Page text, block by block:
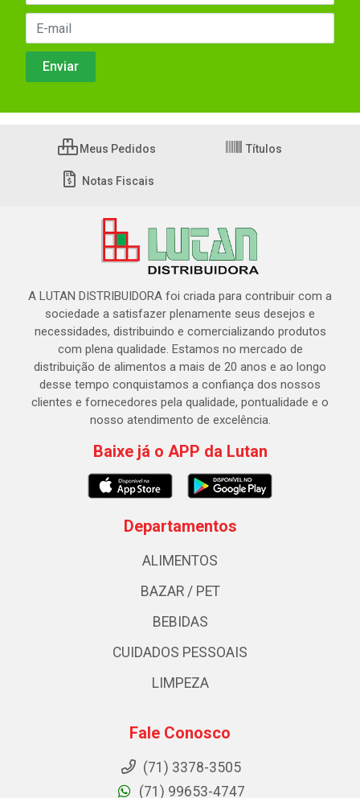
Meus Pedidos Títulos
Notas Fiscais
A LUTAN DISTRIBUIDORA foi criada para contribuir com a
sociedade a satisfazer plenamente seus desejos e
necessidades, distribuindo e comercializando produtos
com plena qualidade. Estamos no mercado de
distribuição de alimentos a mais de 20 anos e ao longo
desse tempo conquistamos a confiança dos nossos
clientes e fornecedores pela qualidade, pontualidade e o
nosso atendimento de excelência.
Baixe já o APP da Lutan
Departamentos
ALIMENTOS
BAZAR / PET
BEBIDAS
CUIDADOS PESSOAIS
LIMPEZA
Fale Conosco
(71) 3378-3505
(71) 99653-4747